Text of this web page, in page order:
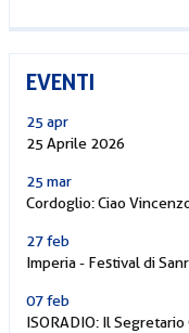
EVENTI
25 apr
25 Aprile 2026
25 mar
Cordoglio: Ciao
27 feb
Imperia - Festival di
07 feb
ISORADIO: Il